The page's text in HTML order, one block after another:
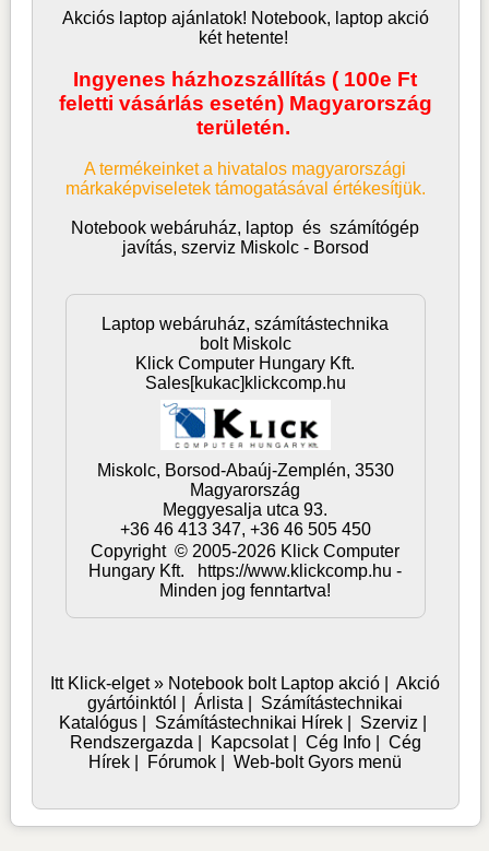
Akciós laptop ajánlatok! Notebook, laptop akció
két hetente!
Ingyenes házhozszállítás ( 100e Ft
feletti vásárlás esetén) Magyarország
területén.
A termékeinket a hivatalos magyarországi
márkaképviseletek támogatásával értékesítjük.
Notebook webáruház, laptop ésszámítógép
javítás, szerviz Miskolc - Borsod
Laptop webáruház, számítástechnika
bolt Miskolc
Klick Computer Hungary Kft.
Sales[kukac]klickcomp.hu
Miskolc, Borsod-Abaúj-Zemplén, 3530
Magyarország
Meggyesalja utca 93.
+36 46 413 347, +36 46 505 450
Copyright © 2005-2026 Klick Computer
Hungary Kft. https://www.klickcomp.hu -
Minden jog fenntartva!
Itt Klick-elget » Notebook bolt Laptop akció |Akció
gyártóinktól
|Árlista
Számítástechnikai
Katalógus
Számítástechnikai Hírek Szerviz
Rendszergazda| Kapcsolat| Cég Info| Cég
Hírek
Fórumok |Web-bolt Gyors menü